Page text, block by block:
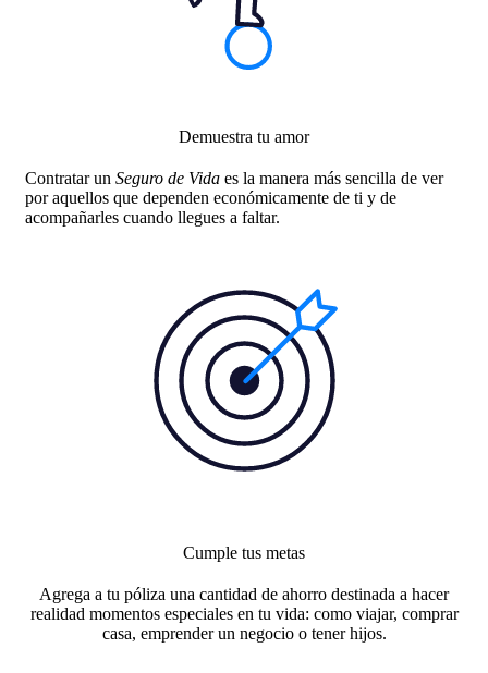
Demuestra tu amor
Contratar un Seguro de Vida es la manera más sencilla de ver
por aquellos que dependen económicamente de ti y de
acompañarles cuando llegues a faltar.
Cumple tus metas
Agrega a tu póliza una cantidad de ahorro destinada a hacer
realidad momentos especiales en tu vida: como viajar, comprar
casa, emprender un negocio o tener hijos.